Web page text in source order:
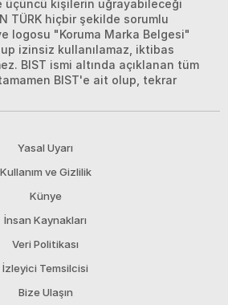
üçüncü kişilerin uğrayabileceği
TÜRK hiçbir şekilde sorumlu
logosu "Koruma Marka Belgesi"
izinsiz kullanılamaz, iktibas
BIST ismi altında açıklanan tüm
BIST'e ait olup, tekrar
Yasal Uyarı
Kullanım ve Gizlilik
Künye
İnsan Kaynakları
Veri Politikası
İzleyici Temsilcisi
Bize Ulaşın